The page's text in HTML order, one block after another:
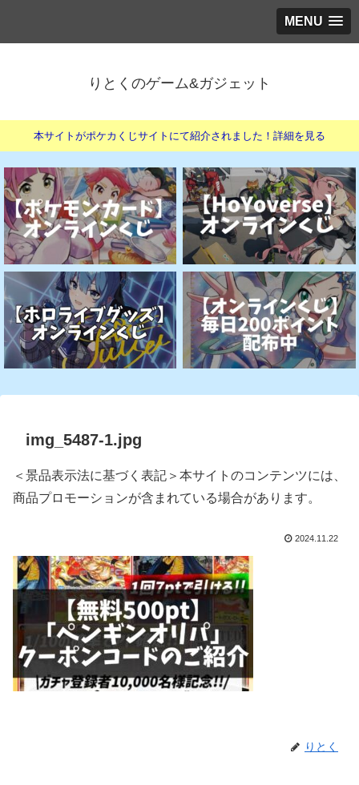
MENU
りとくのゲーム&ガジェット
本サイトがポケカくじサイトにて紹介されました！詳細を見る
img_5487-1.jpg
＜景品表示法に基づく表記＞本サイトのコンテンツには、
商品プロモーションが含まれている場合があります。
2024.11.22
りとく